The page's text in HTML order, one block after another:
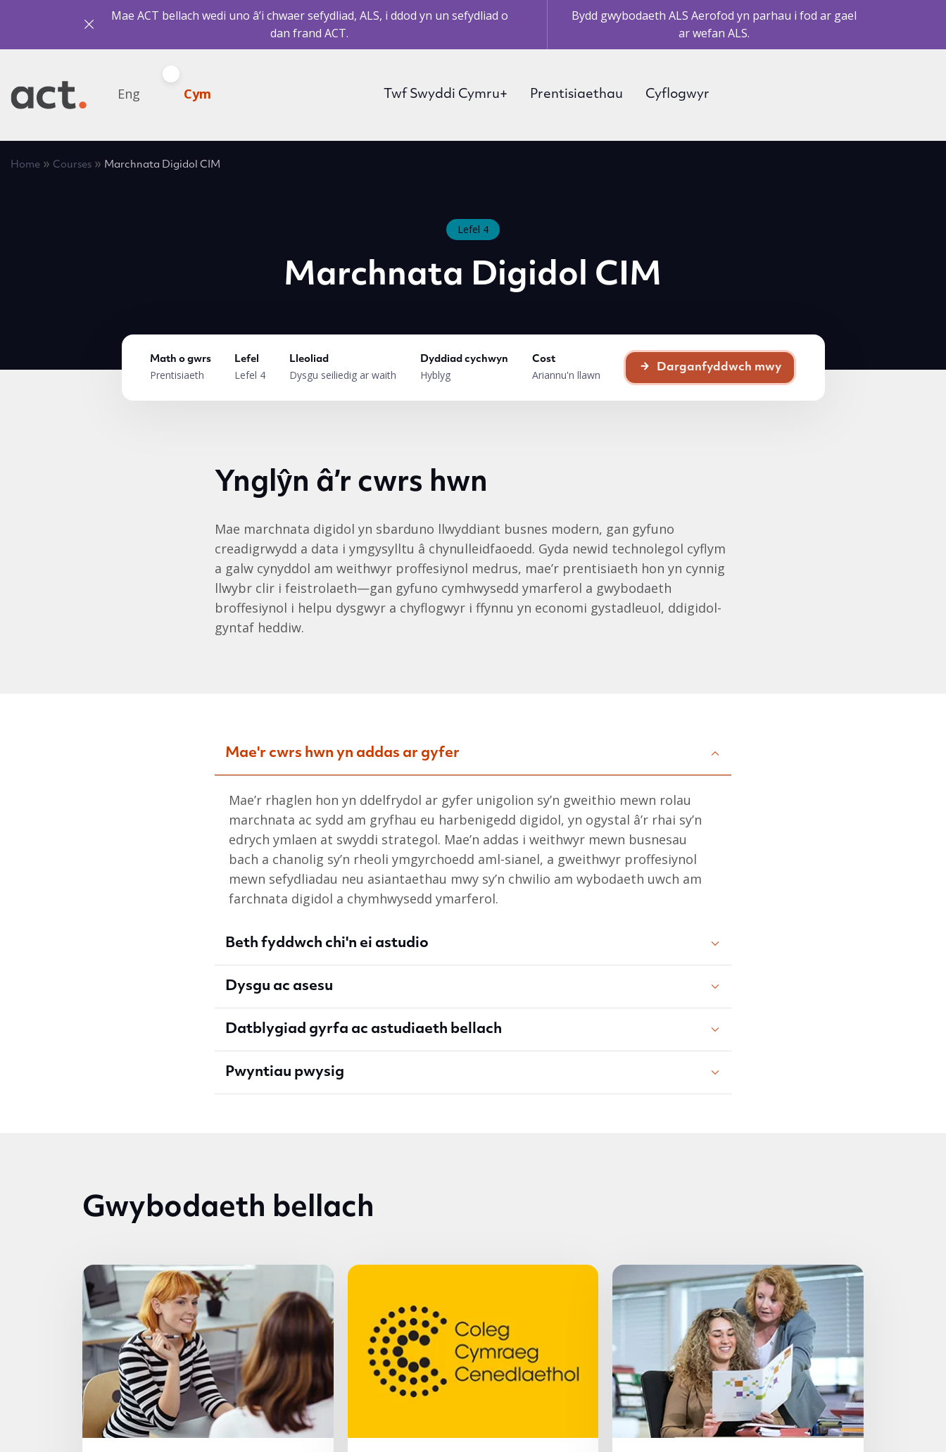
Mae ACT bellach wedi uno â’i chwaer sefydliad, ALS, i ddod yn un sefydliad o
dan frand ACT.
Bydd gwybodaeth ALS Aerofod yn parhau i fod ar gael
ar wefan ALS.
Eng Cym Twf Swyddi Cymru+ Prentisiaethau Cyflogwyr
Home » Courses » Marchnata Digidol CIM
Lefel 4
Marchnata Digidol CIM
Math o gwrs
Prentisiaeth
Lefel
Lefel 4
Lleoliad
Dysgu seiliedig ar waith
Dyddiad cychwyn
Hyblyg
Cost
Ariannu'n llawn
Darganfyddwch mwy
Ynglŷn â’r cwrs hwn
Mae marchnata digidol yn sbarduno llwyddiant busnes modern, gan gyfuno
creadigrwydd a data i ymgysylltu â chynulleidfaoedd. Gyda newid technolegol cyflym
a galw cynyddol am weithwyr proffesiynol medrus, mae’r prentisiaeth hon yn cynnig
llwybr clir i feistrolaeth—gan gyfuno cymhwysedd ymarferol a gwybodaeth
broffesiynol i helpu dysgwyr a chyflogwyr i ffynnu yn economi gystadleuol, ddigidol-
gyntaf heddiw.
Mae'r cwrs hwn yn addas ar gyfer
Mae’r rhaglen hon yn ddelfrydol ar gyfer unigolion sy’n gweithio mewn rolau
marchnata ac sydd am gryfhau eu harbenigedd digidol, yn ogystal â’r rhai sy’n
edrych ymlaen at swyddi strategol. Mae’n addas i weithwyr mewn busnesau
bach a chanolig sy’n rheoli ymgyrchoedd aml-sianel, a gweithwyr proffesiynol
mewn sefydliadau neu asiantaethau mwy sy’n chwilio am wybodaeth uwch am
farchnata digidol a chymhwysedd ymarferol.
Beth fyddwch chi'n ei astudio
Dysgu ac asesu
Datblygiad gyrfa ac astudiaeth bellach
Pwyntiau pwysig
Gwybodaeth bellach